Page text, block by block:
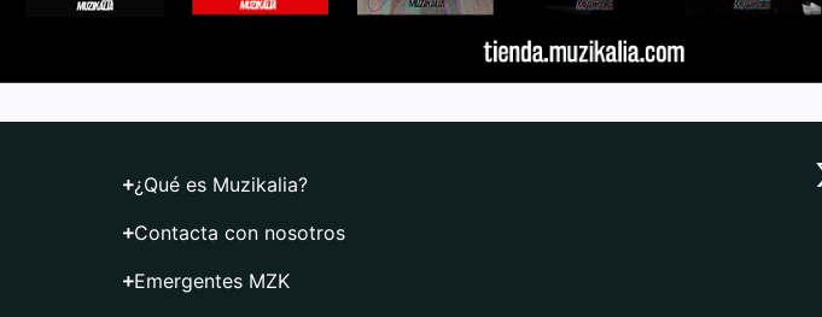
¿Qué es Muzikalia?
Contacta con nosotros
Emergentes MZK